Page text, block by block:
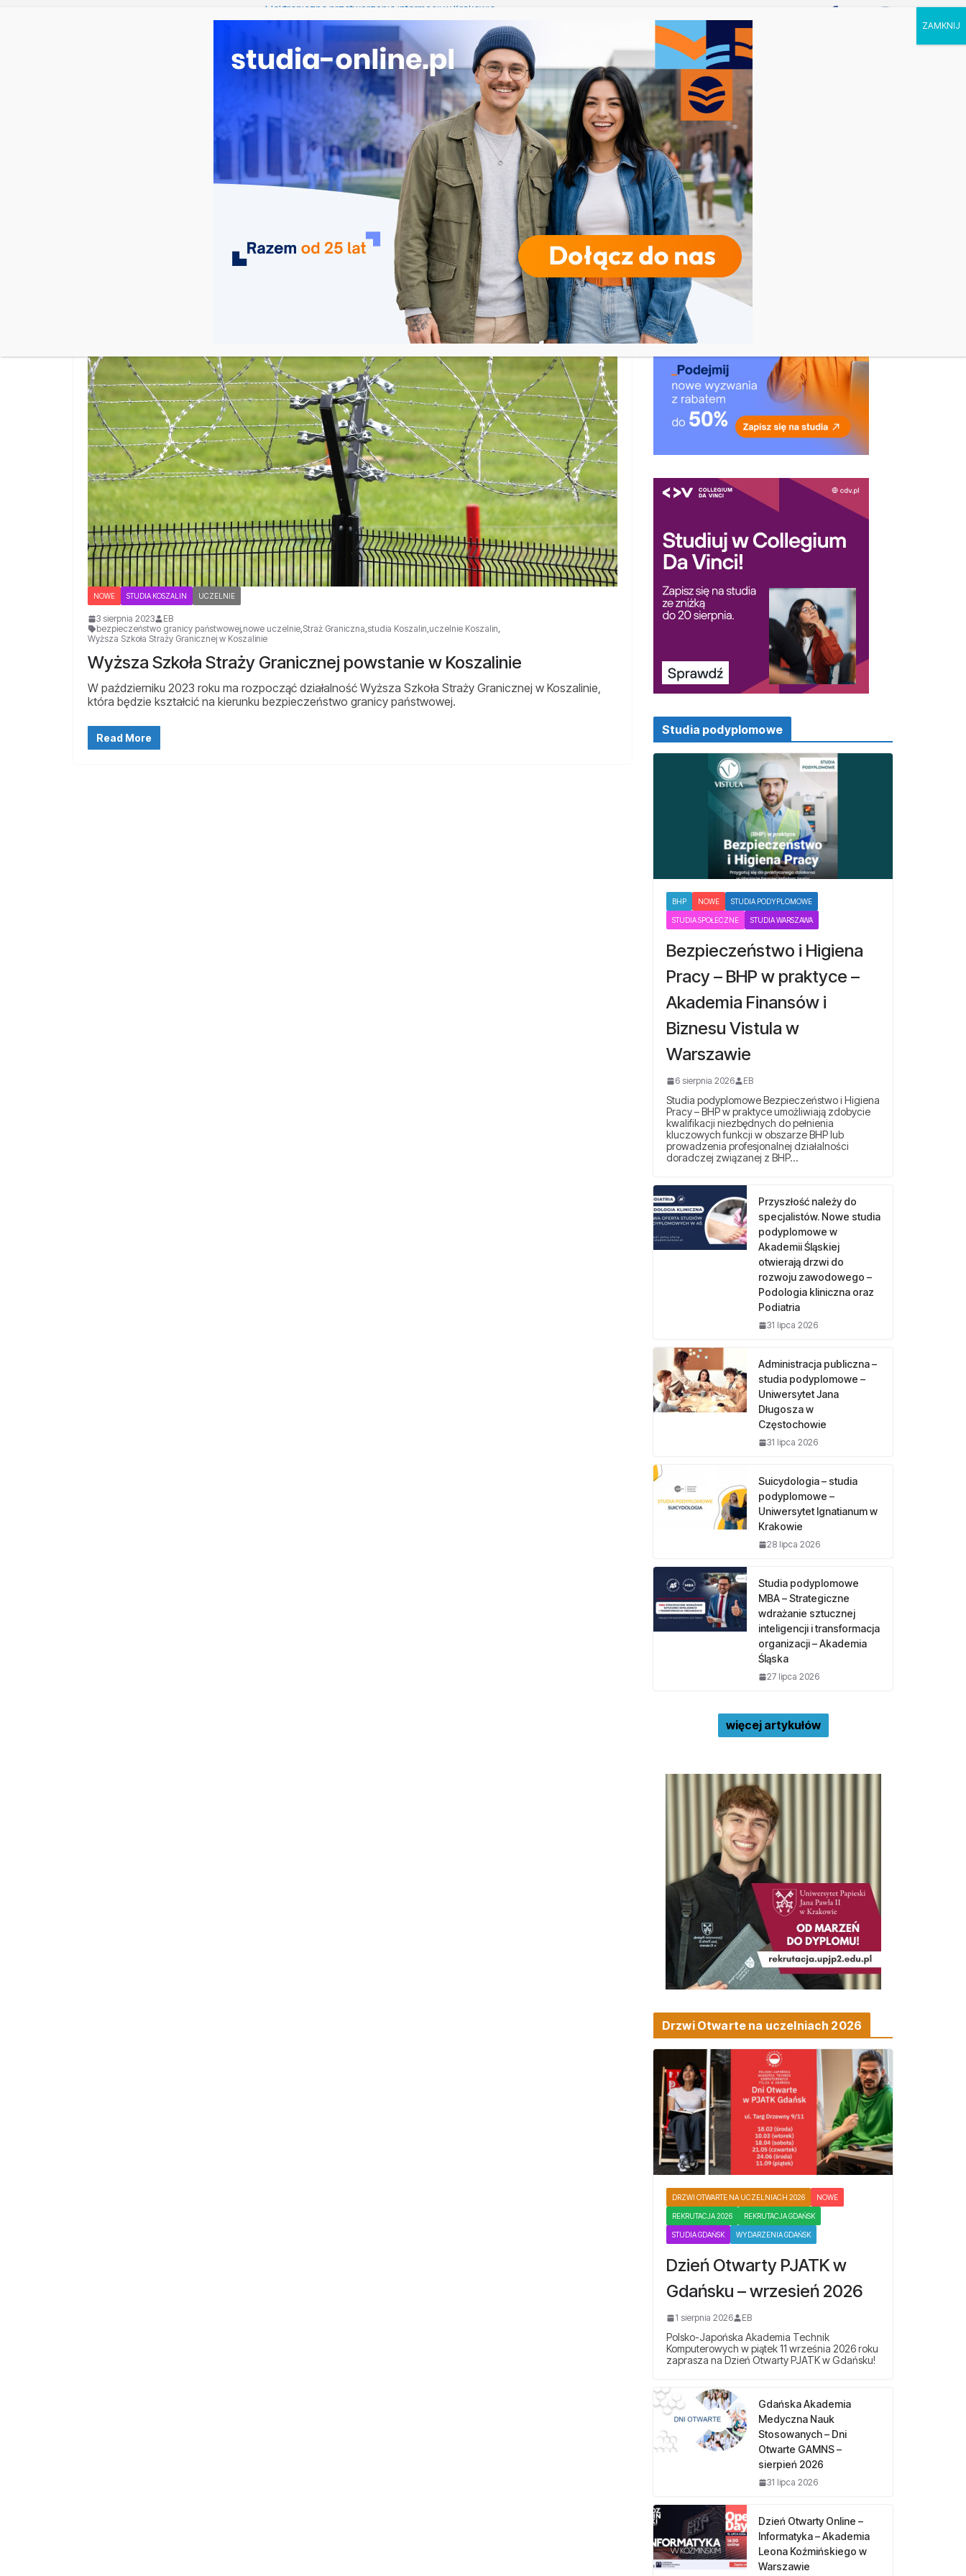
Prawo w Łomży
Pedagogika przedszkolna i wczesnoszkolna w Skierniewicach
Kosmetologia w Opolu
Logistyka – studia inżynierskie na Uniwersytecie Szczecińskim
UCZELNIE KIERUNKI RODZAJE STUDIÓW REKRUTACJA DRZWI OTWARTE TOP STUDIA KALENDARZ
bezpieczeństwo granicy państwowej
NOWE STUDIA KOSZALIN UCZELNIE
3 sierpnia 2023
EB
bezpieczeństwo granicy państwowej nowe uczelnie Straż Graniczna studia Koszalin uczelnie Koszalin
Wyższa Szkoła Straży Granicznej w Koszalinie
Wyższa Szkoła Straży Granicznej powstanie w Koszalinie
W październiku 2023 roku ma rozpocząć działalność Wyższa Szkoła Straży Granicznej w Koszalinie,
która będzie kształcić na kierunku bezpieczeństwo granicy państwowej.
Read More
Studia podyplomowe
BHP NOWE STUDIA PODYPLOMOWE
STUDIA SPOŁECZNE STUDIA WARSZAWA
Bezpieczeństwo i Higiena
Pracy – BHP w praktyce –
Akademia Finansów i
Biznesu Vistula w
Warszawie
6 sierpnia 2026 EB
Studia podyplomowe Bezpieczeństwo i Higiena
Pracy – BHP w praktyce umożliwiają zdobycie
kwalifikacji niezbędnych do pełnienia
kluczowych funkcji w obszarze BHP lub
prowadzenia profesjonalnej działalności
doradczej związanej z BHP…
Przyszłość należy do
specjalistów. Nowe studia
podyplomowe w
Akademii Śląskiej
otwierają drzwi do
rozwoju zawodowego –
Podologia kliniczna oraz
Podiatria
31 lipca 2026
Administracja publiczna –
studia podyplomowe –
Uniwersytet Jana
Długosza w
Częstochowie
31 lipca 2026
Suicydologia – studia
podyplomowe –
Uniwersytet Ignatianum w
Krakowie
28 lipca 2026
Studia podyplomowe
MBA – Strategiczne
wdrażanie sztucznej
inteligencji i transformacja
organizacji – Akademia
Śląska
27 lipca 2026
więcej artykułów
Drzwi Otwarte na uczelniach 2026
DRZWI OTWARTE NA UCZELNIACH 2026 NOWE
REKRUTACJA 2026 REKRUTACJA GDAŃSK
STUDIA GDAŃSK WYDARZENIA GDAŃSK
Dzień Otwarty PJATK w
Gdańsku – wrzesień 2026
1 sierpnia 2026 EB
Polsko-Japońska Akademia Technik
Komputerowych w piątek 11 września 2026 roku
zaprasza na Dzień Otwarty PJATK w Gdańsku!
Gdańska Akademia
Medyczna Nauk
Stosowanych – Dni
Otwarte GAMNS –
sierpień 2026
31 lipca 2026
Dzień Otwarty Online –
Informatyka – Akademia
Leona Koźmińskiego w
Warszawie